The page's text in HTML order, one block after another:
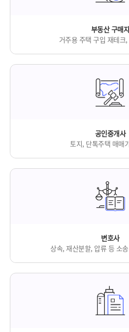
부동산 구매
거주용 주택 구입 재테크
공인중개사
토지, 단톡주택 매매
변호사
상속, 재산분할, 압류 등 소